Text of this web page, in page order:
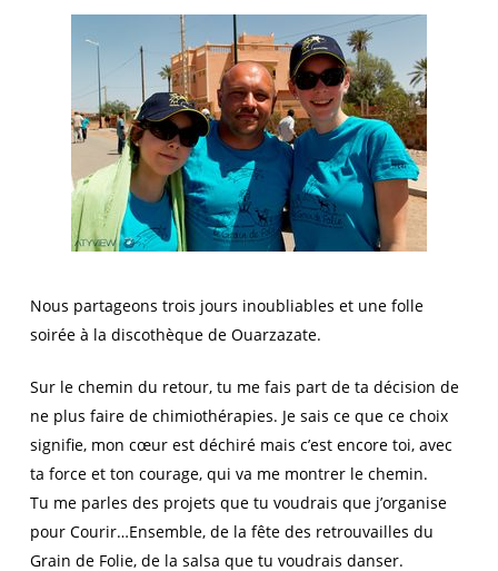
Nous partageons trois jours inoubliables et une folle
soirée à la discothèque de Ouarzazate.
Sur le chemin du retour, tu me fais part de ta décision de
ne plus faire de chimiothérapies. Je sais ce que ce choix
signifie, mon cœur est déchiré mais c’est encore toi, avec
ta force et ton courage, qui va me montrer le chemin.
Tu me parles des projets que tu voudrais que j’organise
pour Courir…Ensemble, de la fête des retrouvailles du
Grain de Folie, de la salsa que tu voudrais danser.